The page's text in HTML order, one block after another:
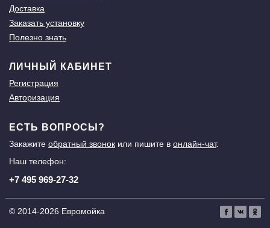
Доставка
Заказать установку
Полезно знать
ЛИЧНЫЙ КАБИНЕТ
Регистрация
Авторизация
ЕСТЬ ВОПРОСЫ?
Закажите обратный звонок или пишите в онлайн-чат.
Наш телефон:
+7 495 969-27-32
© 2014-2026 Евромойка